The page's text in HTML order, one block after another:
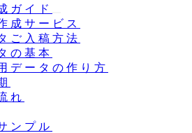
ガイド
成サービス
ご入稿方法
の基本
データの作り方
れ
ンプル